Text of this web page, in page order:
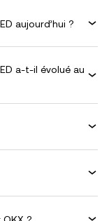
aujourd’hui ?
a-t-il évolué au